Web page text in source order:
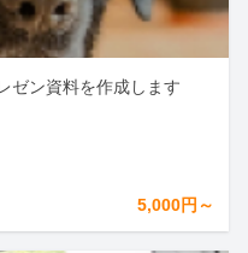
ゼン資料を作成します
5,000円～